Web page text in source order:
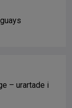
– urartade i